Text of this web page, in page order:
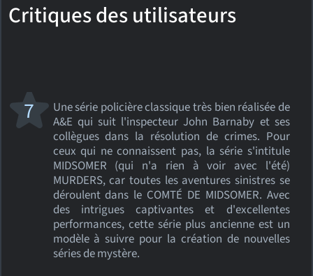
Critiques des utilisateurs
Une série policière classique très bien réalisée de
A&E qui suit l'inspecteur John Barnaby et ses
collègues dans la résolution de crimes. Pour
ceux qui ne connaissent pas, la série s'intitule
MIDSOMER (qui n'a rien à voir avec l'été)
MURDERS, car toutes les aventures sinistres se
déroulent dans le COMTÉ DE MIDSOMER. Avec
des intrigues captivantes et d'excellentes
performances, cette série plus ancienne est un
modèle à suivre pour la création de nouvelles
séries de mystère.
7